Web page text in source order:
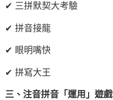
✔ 三拼默契大考驗
✔ 拼音接龍
✔ 眼明嘴快
✔ 拼寫大王
三、注音拼音「運用」遊戲